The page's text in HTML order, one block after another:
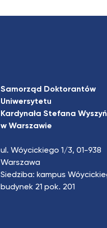
Samorząd Doktorantów
Uniwersytetu
Kardynała Stefana
w Warszawie
ul. Wóycickiego 1/3, 01-938
Warszawa
Siedziba: kampus
budynek 21 pok. 201